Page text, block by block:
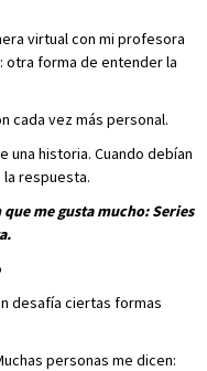
virtual con mi profesora
otra forma de entender la
cada vez más personal.
una historia. Cuando debían
respuesta.
me gusta mucho: Series
desafía ciertas formas
personas me dicen: